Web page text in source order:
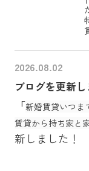
2026.08.02
ブログを更新し
「新婚賃貸いつま
賃貸から持ち家と
新しました！